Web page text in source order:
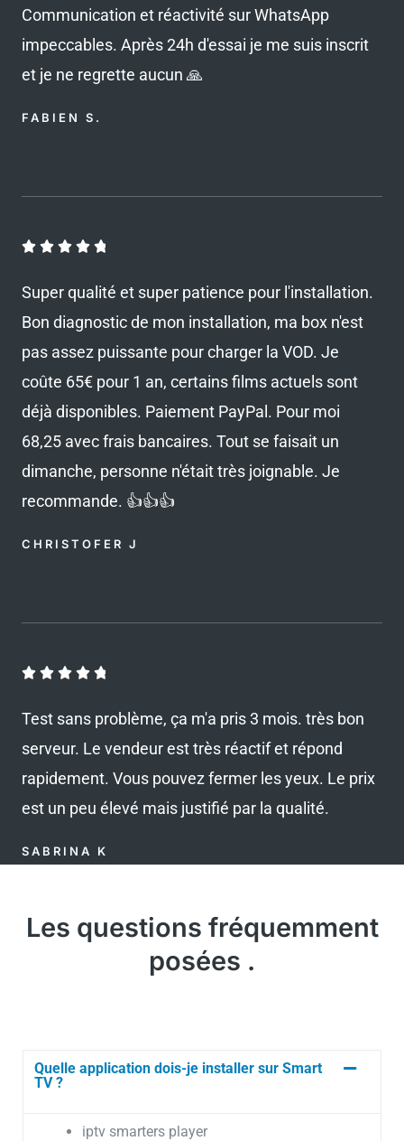
é
4
.
5
Communication et réactivité sur WhatsApp
impeccables. Après 24h d'essai je me suis inscrit
et je ne regrette aucun 🙏
FABIEN S.
    
t
é
4
.
8
r
5
Super qualité et super patience pour l'installation.
Bon diagnostic de mon installation, ma box n'est
pas assez puissante pour charger la VOD. Je
coûte 65€ pour 1 an, certains films actuels sont
déjà disponibles. Paiement PayPal. Pour moi
68,25 avec frais bancaires. Tout se faisait un
dimanche, personne n'était très joignable. Je
recommande. 👍👍👍
CHRISTOFER J
    
t
é
4
.
5
Test sans problème, ça m'a pris 3 mois. très bon
serveur. Le vendeur est très réactif et répond
rapidement. Vous pouvez fermer les yeux. Le prix
est un peu élevé mais justifié par la qualité.
SABRINA K
Les questions fréquemment
posées .
Quelle application dois-je installer sur Smart
TV ?
iptv smarters player